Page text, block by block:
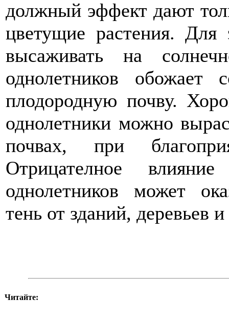
должный эффект дают
цветущие растения. Для
высаживать на
однолетников
плодородную почву.
однолетники можно
почвах, при
Отрицателное
однолетников может
тень от зданий, деревьев
Читайте: